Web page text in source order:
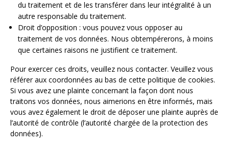
du traitement et de les transférer dans leur intégralité à un
autre responsable du traitement.
Droit d’opposition : vous pouvez vous opposer au
traitement de vos données. Nous obtempérerons, à moins
que certaines raisons ne justifient ce traitement.
Pour exercer ces droits, veuillez nous contacter. Veuillez vous
référer aux coordonnées au bas de cette politique de cookies.
Si vous avez une plainte concernant la façon dont nous
traitons vos données, nous aimerions en être informés, mais
vous avez également le droit de déposer une plainte auprès de
l’autorité de contrôle (l’autorité chargée de la protection des
données).